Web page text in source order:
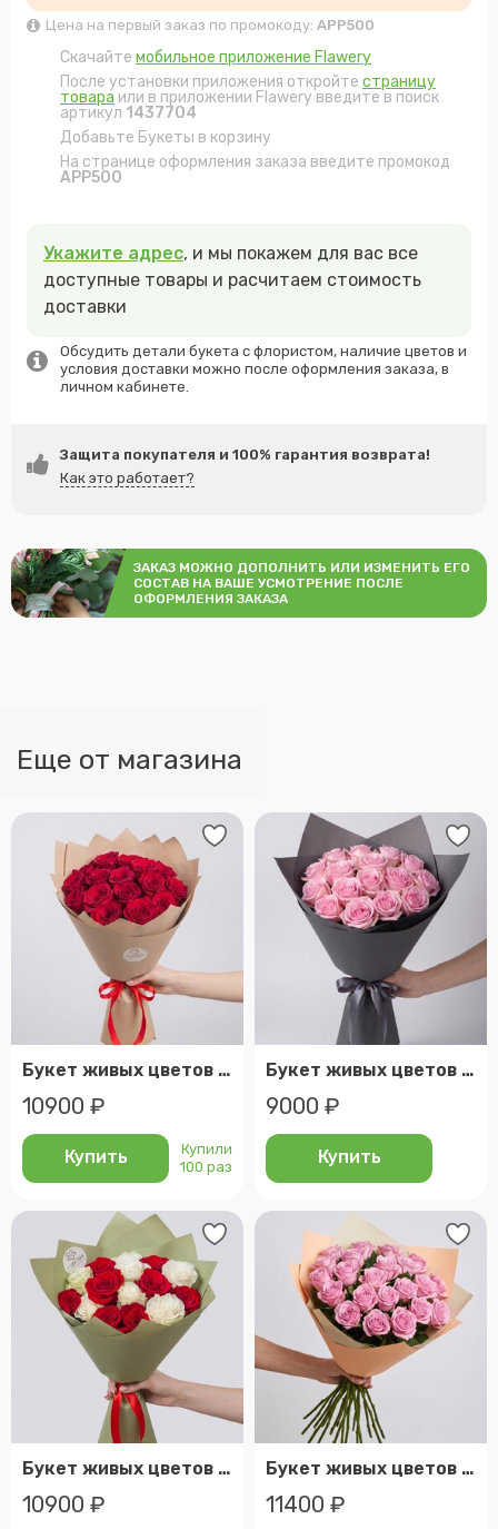
Цена на первый заказ по промокоду: APP500
Скачайте мобильное приложение Flawery
После установки приложения откройте страницу
товара или в приложении Flawery введите в поиск
артикул 1437704
Добавьте Букеты в корзину
На странице оформления заказа введите промокод
APP500
Укажите адрес, и мы покажем для вас все
доступные товары и расчитаем стоимость
доставки
Обсудить детали букета с флористом, наличие цветов и
условия доставки можно после оформления заказа, в
личном кабинете.
Защита покупателя и 100% гарантия возврата!
Как это работает?
ЗАКАЗ МОЖНО ДОПОЛНИТЬ ИЛИ ИЗМЕНИТЬ ЕГО
СОСТАВ НА ВАШЕ УСМОТРЕНИЕ ПОСЛЕ
ОФОРМЛЕНИЯ ЗАКАЗА
Еще от магазина
Букет живых цветов из 15 красных роз, эквадор, 60 см | арт: 41
10900 ₽
Купить
Купили
100 раз
Букет живых цветов из 15 розовых роз, эквадор, 50 см | арт: 52
9000 ₽
Купить
Букет живых цветов из 15 роз микс, эквадор, 60 см | арт: 282
10900 ₽
Букет живых цветов из 19 розовых роз, эквадор, 50 см | арт: 1105
11400 ₽